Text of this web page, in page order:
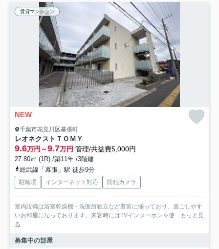
賃貸マンション
NEW
千葉市花見川区幕張町
レオネクストＴＯＭＹ
9.6万円～9.7万円 管理/共益費5,000円
27.80㎡ (1R) /築11年 /3階建
総武線「幕張」駅 徒歩9分
駐輪場 インターネット対応 防犯カメラ
室内設備は浴室乾燥機・洗面所独立など豊富に揃っており、過ごしやす
いお部屋になっております。来客時にはTVインターホンを使... もっと見
る
募集中の部屋